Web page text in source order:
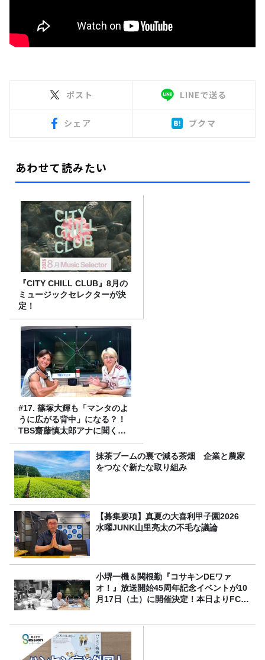
ポスト LINEで送る
シェア ブクマ
あわせて読みたい
『CITY CHILL CLUB』8月の
ミュージックセレクターが決
定！
#17. 篠塚大輝も「マンタのよ
うに広がる背中」になる？！
TBS齋藤慎太郎アナに聞くメ
ンズフィジークの魅力！！
抹茶ブームの裏で減る茶畑 企業と農家
をつなぐ新たな取り組み
【募集要項】真夏の大喜利甲子園2026
水曜JUNK山里亮太の不毛な議論
小堺一機＆関根勤『コサキンDEワァ
オ！』放送開始45周年記念イベントが10
月17日（土）に開催決定！本日よりFC先